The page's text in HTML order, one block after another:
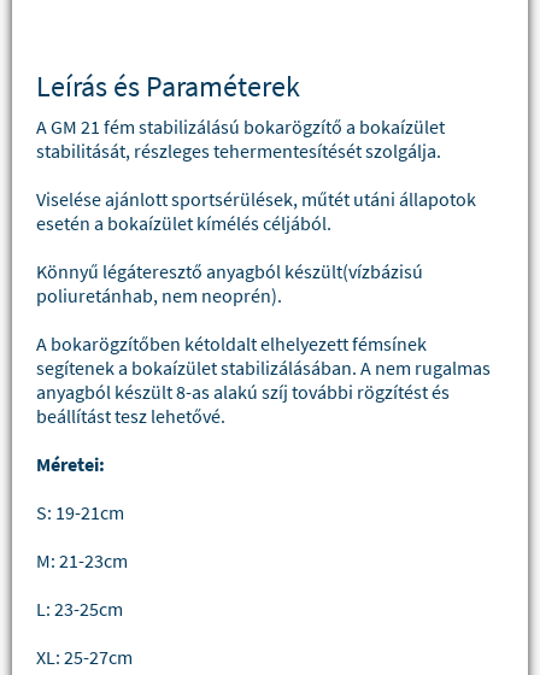
Leírás és Paraméterek
A GM 21 fém stabilizálású bokarögzítő a bokaízület
stabilitását, részleges tehermentesítését szolgálja.
Viselése ajánlott sportsérülések, műtét utáni állapotok
esetén a bokaízület kímélés céljából.
Könnyű légáteresztő anyagból készült(vízbázisú
poliuretánhab, nem neoprén).
A bokarögzítőben kétoldalt elhelyezett fémsínek
segítenek a bokaízület stabilizálásában. A nem rugalmas
anyagból készült 8-as alakú szíj további rögzítést és
beállítást tesz lehetővé.
Méretei:
S: 19-21cm
M: 21-23cm
L: 23-25cm
XL: 25-27cm